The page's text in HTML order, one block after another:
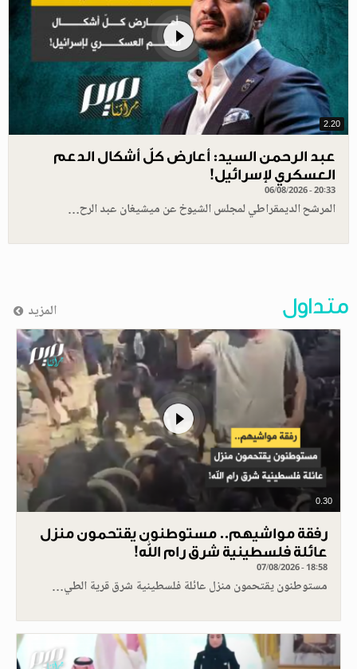
2.20
عبد الرحمن السيد: أعارض كلّ أشكال الدعم
العسكري لإسرائيل!
06/08/2026 - 20:33
المرشح الديمقراطي لمجلس الشيوخ عن ميشيغان عبد الرح…
متداول المزيد
0.30
رفقة مواشيهم.. مستوطنون يقتحمون منزل
عائلة فلسطينية شرق رام الله!
07/08/2026 - 18:58
مستوطنون يقتحمون منزل عائلة فلسطينية شرق قرية الطي…